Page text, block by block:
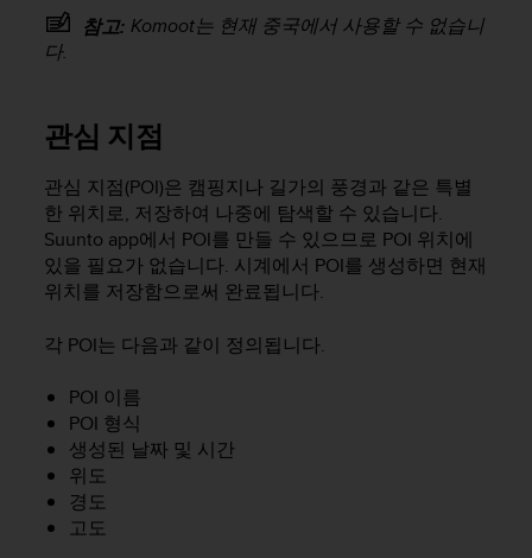
참고: Komoot는 현재 중국에서 사용할 수 없습니
다.
관심 지점
관심 지점(POI)은 캠핑지나 길가의 풍경과 같은 특별
한 위치로, 저장하여 나중에 탐색할 수 있습니다.
Suunto app에서 POI를 만들 수 있으므로 POI 위치에
있을 필요가 없습니다. 시계에서 POI를 생성하면 현재
위치를 저장함으로써 완료됩니다.
각 POI는 다음과 같이 정의됩니다.
POI 이름
POI 형식
생성된 날짜 및 시간
위도
경도
고도